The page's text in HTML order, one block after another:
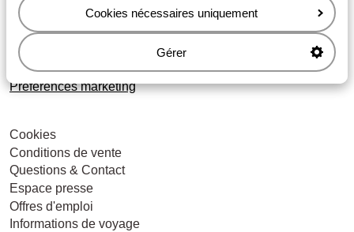
Cookies nécessaires uniquement
Gérer
A propos de Sunweb
Paramétrage des cookies
Préférences marketing
Cookies
Conditions de vente
Questions & Contact
Espace presse
Offres d'emploi
Informations de voyage